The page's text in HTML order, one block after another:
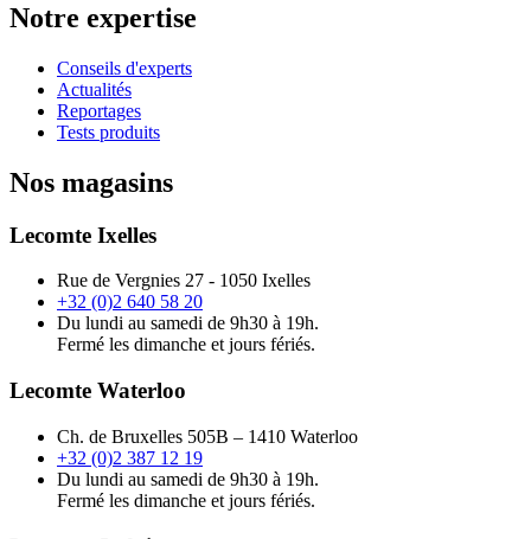
Notre expertise
Conseils d'experts
Actualités
Reportages
Tests produits
Nos magasins
Lecomte Ixelles
Rue de Vergnies 27 - 1050 Ixelles
+32 (0)2 640 58 20
Du lundi au samedi de 9h30 à 19h.
Fermé les dimanche et jours fériés.
Lecomte Waterloo
Ch. de Bruxelles 505B – 1410 Waterloo
+32 (0)2 387 12 19
Du lundi au samedi de 9h30 à 19h.
Fermé les dimanche et jours fériés.